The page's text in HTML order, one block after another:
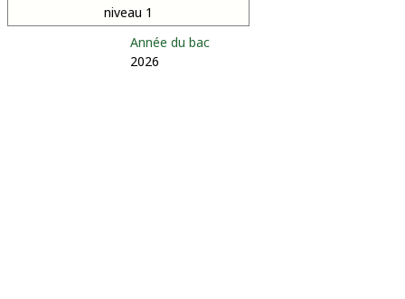
niveau 1
Année du bac
2026